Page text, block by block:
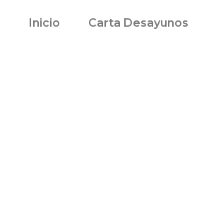
Inicio Carta Desayunos